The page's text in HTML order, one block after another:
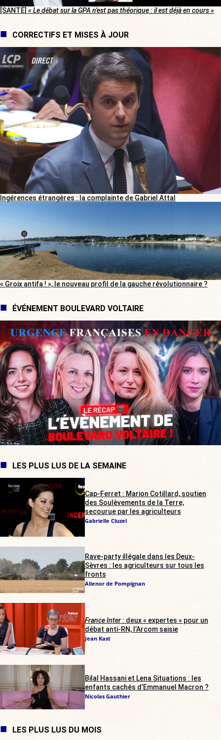
[SANTÉ] « Le débat sur la GPA n’est pas théorique : il est déjà en cours »
CORRECTIFS ET MISES À JOUR
Ingérences étrangères : la complainte de Gabriel Attal
« Groix antifa ! », le nouveau profil de la gauche révolutionnaire ?
ÉVÉNEMENT BOULEVARD VOLTAIRE
LES PLUS LUS DE LA SEMAINE
Cap-Ferret : Marion Cotillard, soutien
des Soulèvements de la Terre,
secourue par les agriculteurs
Gabrielle Cluzel
Rave-party illégale dans les Deux-
Sèvres : les agriculteurs sur tous les
fronts
Alienor de Pompignan
France Inter: deux « expertes » pour un
débat anti-RN, l’Arcom saisie
Jean Kast
Bilal Hassani et Lena Situations : les
enfants cachés d’Emmanuel Macron ?
Nicolas Gauthier
LES PLUS LUS DU MOIS